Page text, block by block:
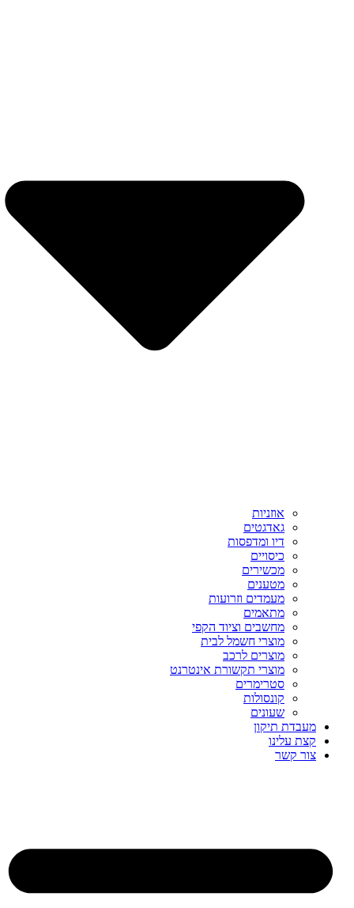
אוזניות
גאדגטים
דיו ומדפסות
כיסויים
מכשירים
מטענים
מעמדים וזרועות
מתאמים
מחשבים וציוד הקפי
מוצרי חשמל לבית
מוצרים לרכב
מוצרי תקשורת אינטרנט
סטרימרים
קונסולות
שעונים
מעבדת תיקון
קצת עלינו
צור קשר